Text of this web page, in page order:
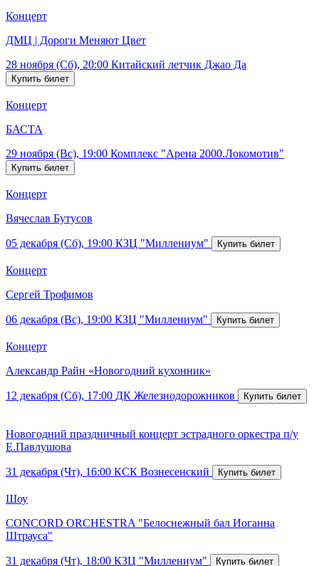
Концерт
ДМЦ | Дороги Меняют Цвет
28 ноября (Сб), 20:00 Китайский летчик Джао Да
Концерт
БАСТА
29 ноября (Вс), 19:00 Комплекс "Арена 2000.Локомотив"
Концерт
Вячеслав Бутусов
05 декабря (Сб), 19:00 КЗЦ "Миллениум"
Концерт
Сергей Трофимов
06 декабря (Вс), 19:00 КЗЦ "Миллениум"
Концерт
Александр Райн «Новогодний кухонник»
12 декабря (Сб), 17:00 ДК Железнодорожников
Новогодний праздничный концерт эстрадного оркестра п/у
Е.Павлушова
31 декабря (Чт), 16:00 КСК Вознесенский
Шоу
CONCORD ORCHESTRA "Белоснежный бал Иоганна
Штрауса"
31 декабря (Чт), 18:00 КЗЦ "Миллениум"